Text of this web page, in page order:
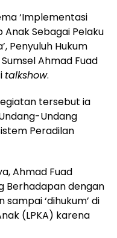
‘Implementasi
Sebagai Pelaku
Penyuluh Hukum
Ahmad Fuad
talkshow.
tersebut ia
Undang
Peradilan
Ahmad Fuad
Berhadapan dengan
‘dihukum’ di
(LPKA) karena